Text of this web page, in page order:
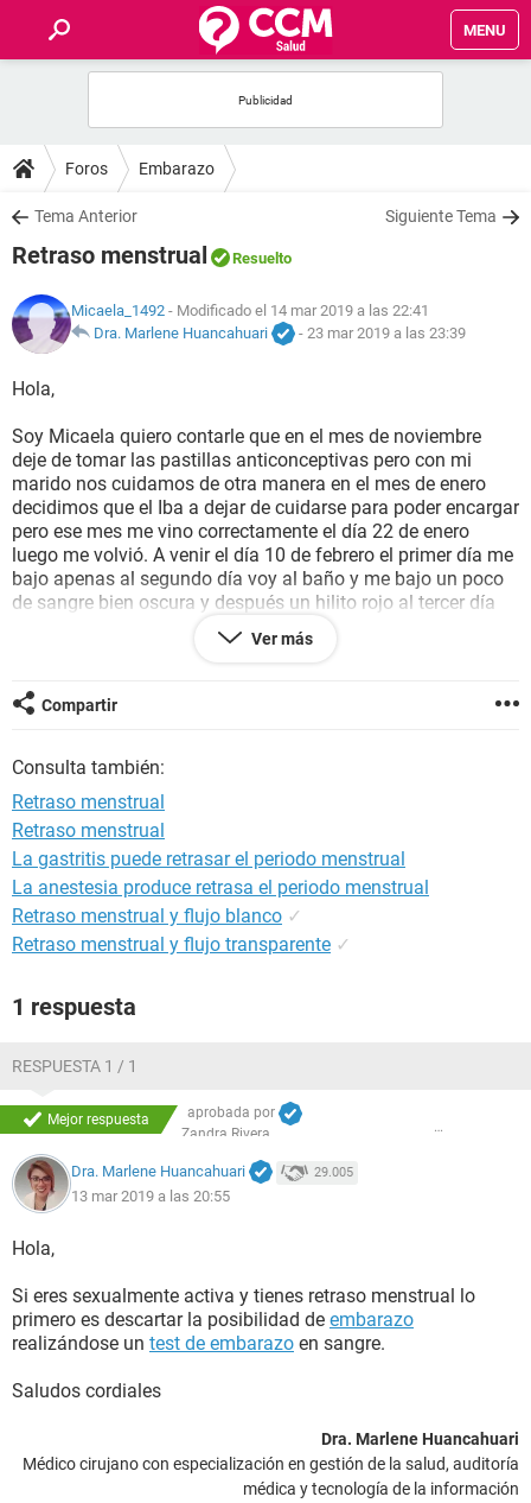
MENU
FOROS
SALUD
NUTRICIÓN
BIENESTAR
SEXUALIDAD
GLOSARIO
Foros Embarazo
Tema Anterior Siguiente Tema
Retraso menstrual Resuelto
Micaela_1492 - Modificado el 14 mar 2019 a las 22:41
Dra. Marlene Huancahuari
- 23 mar 2019 a las 23:39
Hola,
Soy Micaela quiero contarle que en el mes de noviembre
deje de tomar las pastillas anticonceptivas pero con mi
marido nos cuidamos de otra manera en el mes de enero
decidimos que el Iba a dejar de cuidarse para poder encargar
pero ese mes me vino correctamente el día 22 de enero
luego me volvió. A venir el día 10 de febrero el primer día me
bajo apenas al segundo día voy al baño y me bajo un poco
de sangre bien oscura y después un hilito rojo al tercer día
me bajo apenas un manchado y se me cortó este mes de
marzo creí que iba a venirme el 10 como el mes anterior de
de ovarios que puede ser??.
Ver más
Compartir
Consulta también:
Retraso menstrual
Retraso menstrual
La gastritis puede retrasar el periodo menstrual
La anestesia produce retrasa el periodo menstrual
Retraso menstrual y flujo blanco ✓
Retraso menstrual y flujo transparente ✓
1 respuesta
RESPUESTA 1 / 1
Mejor respuesta
aprobada por
Zandra Rivera
Dra. Marlene Huancahuari 29.005
13 mar 2019 a las 20:55
Hola,
Si eres sexualmente activa y tienes retraso menstrual lo
primero es descartar la posibilidad de embarazo
realizándose un test de embarazo en sangre.
Saludos cordiales
Dra. Marlene Huancahuari
Médico cirujano con especialización en gestión de la salud, auditoría
médica y tecnología de la información